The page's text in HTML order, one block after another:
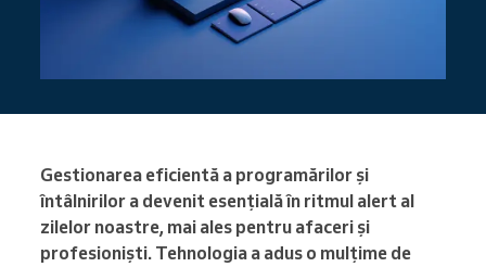
Gestionarea eficientă a programărilor și
întâlnirilor a devenit esențială în ritmul alert al
zilelor noastre, mai ales pentru afaceri și
profesioniști. Tehnologia a adus o mulțime de